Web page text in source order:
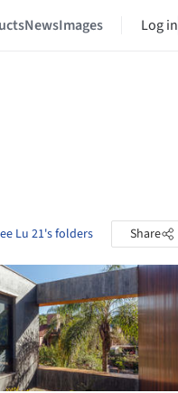
NewsImages Log in
Lu 21's folders Share